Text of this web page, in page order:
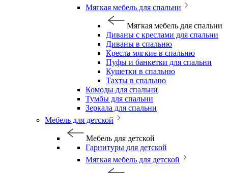
Мягкая мебель для спальни
Мягкая мебель для спальни
Диваны с креслами для спальни
Диваны в спальню
Кресла мягкие в спальню
Пуфы и банкетки для спальни
Кушетки в спальню
Тахты в спальню
Комоды для спальни
Тумбы для спальни
Зеркала для спальни
Мебель для детской
Мебель для детской
Гарнитуры для детской
Мягкая мебель для детской